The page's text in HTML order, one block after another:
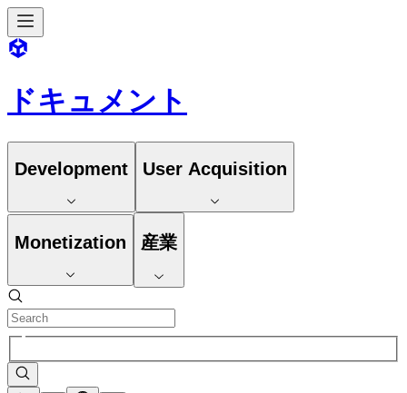
ドキュメント
Development User Acquisition
Monetization 産業